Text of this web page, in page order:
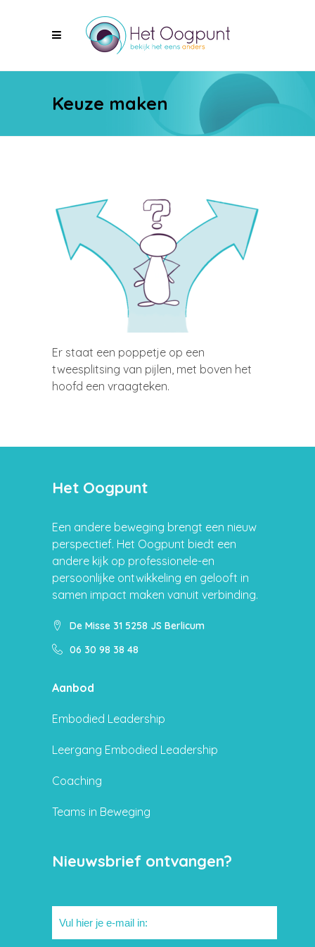
Keuze maken
Er staat een poppetje op een
tweesplitsing van pijlen, met boven het
hoofd een vraagteken.
Het Oogpunt
Een andere beweging brengt een nieuw
perspectief. Het Oogpunt biedt een
andere kijk op professionele-en
persoonlijke ontwikkeling en gelooft in
samen impact maken vanuit verbinding.
De Misse 31 5258 JS Berlicum
06 30 98 38 48
Aanbod
Embodied Leadership
Leergang Embodied Leadership
Coaching
Teams in Beweging
Nieuwsbrief ontvangen?